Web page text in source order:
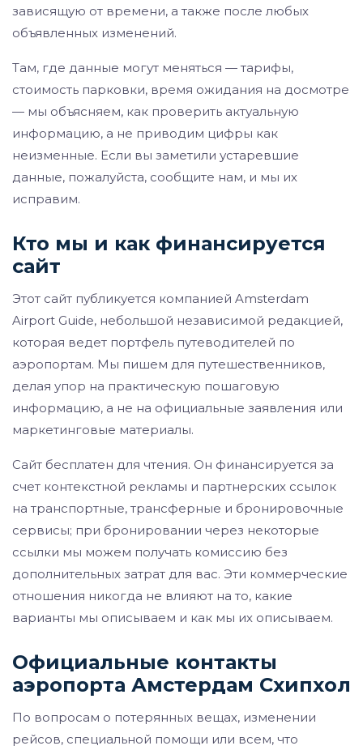
зависящую от времени, а также после любых
объявленных изменений.
Там, где данные могут меняться — тарифы,
стоимость парковки, время ожидания на досмотре
— мы объясняем, как проверить актуальную
информацию, а не приводим цифры как
неизменные. Если вы заметили устаревшие
данные, пожалуйста, сообщите нам, и мы их
исправим.
Кто мы и как финансируется
сайт
Этот сайт публикуется компанией Amsterdam
Airport Guide, небольшой независимой редакцией,
которая ведет портфель путеводителей по
аэропортам. Мы пишем для путешественников,
делая упор на практическую пошаговую
информацию, а не на официальные заявления или
маркетинговые материалы.
Сайт бесплатен для чтения. Он финансируется за
счет контекстной рекламы и партнерских ссылок
на транспортные, трансферные и бронировочные
сервисы; при бронировании через некоторые
ссылки мы можем получать комиссию без
дополнительных затрат для вас. Эти коммерческие
отношения никогда не влияют на то, какие
варианты мы описываем и как мы их описываем.
Официальные контакты
аэропорта Амстердам Схипхол
По вопросам о потерянных вещах, изменении
рейсов, специальной помощи или всем, что